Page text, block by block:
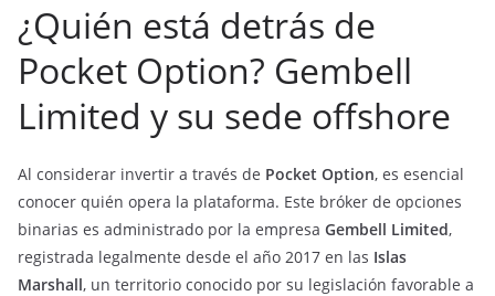
¿Quién está detrás de
Pocket Option? Gembell
Limited y su sede offshore
Al considerar invertir a través de Pocket Option, es esencial
conocer quién opera la plataforma. Este bróker de opciones
binarias es administrado por la empresa Gembell Limited,
registrada legalmente desde el año 2017 en las Islas
Marshall, un territorio conocido por su legislación favorable a